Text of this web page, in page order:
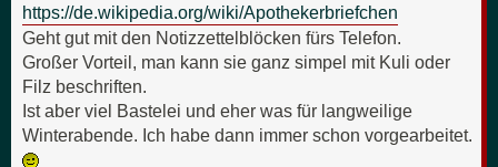
https://de.wikipedia.org/wiki/Apothekerbriefchen
Geht gut mit den Notizzettelblöcken fürs Telefon.
Großer Vorteil, man kann sie ganz simpel mit Kuli oder
Filz beschriften.
Ist aber viel Bastelei und eher was für langweilige
Winterabende. Ich habe dann immer schon vorgearbeitet.